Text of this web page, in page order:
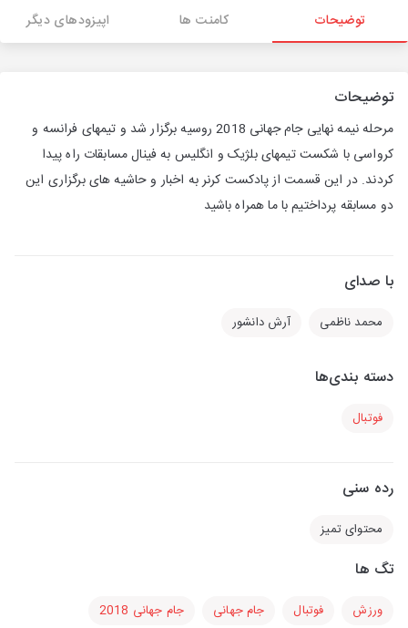
توضیحات کامنت ها اپیزودهای دیگر
توضیحات
مرحله نیمه نهایی جام جهانی 2018 روسیه برگزار شد و تیمهای فرانسه و
کرواسی با شکست تیمهای بلژیک و انگلیس به فینال مسابقات راه پیدا
کردند. در این قسمت از پادکست کرنر به اخبار و حاشیه های برگزاری این
دو مسابقه پرداختیم با ما همراه باشید
با صدای
محمد ناظمی آرش دانشور
دسته بندی‌ها
فوتبال
رده سنی
محتوای تمیز
تگ ها
ورزش فوتبال جام جهانی
جام جهانی 2018